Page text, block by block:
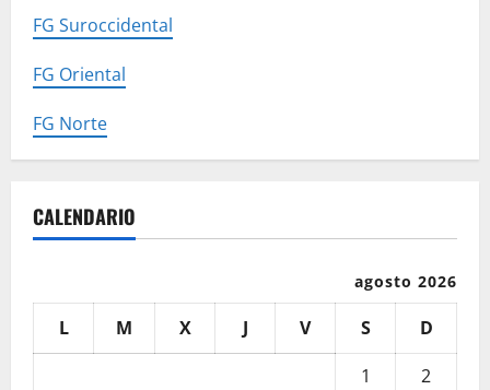
FG Suroccidental
FG Oriental
FG Norte
CALENDARIO
agosto 2026
L M X J V S
D
1
2